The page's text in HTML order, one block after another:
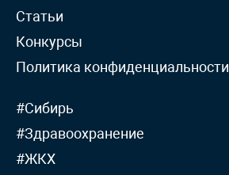
Статьи
Конкурсы
Политика конфиденциальности
#Сибирь
#Здравоохранение
#ЖКХ